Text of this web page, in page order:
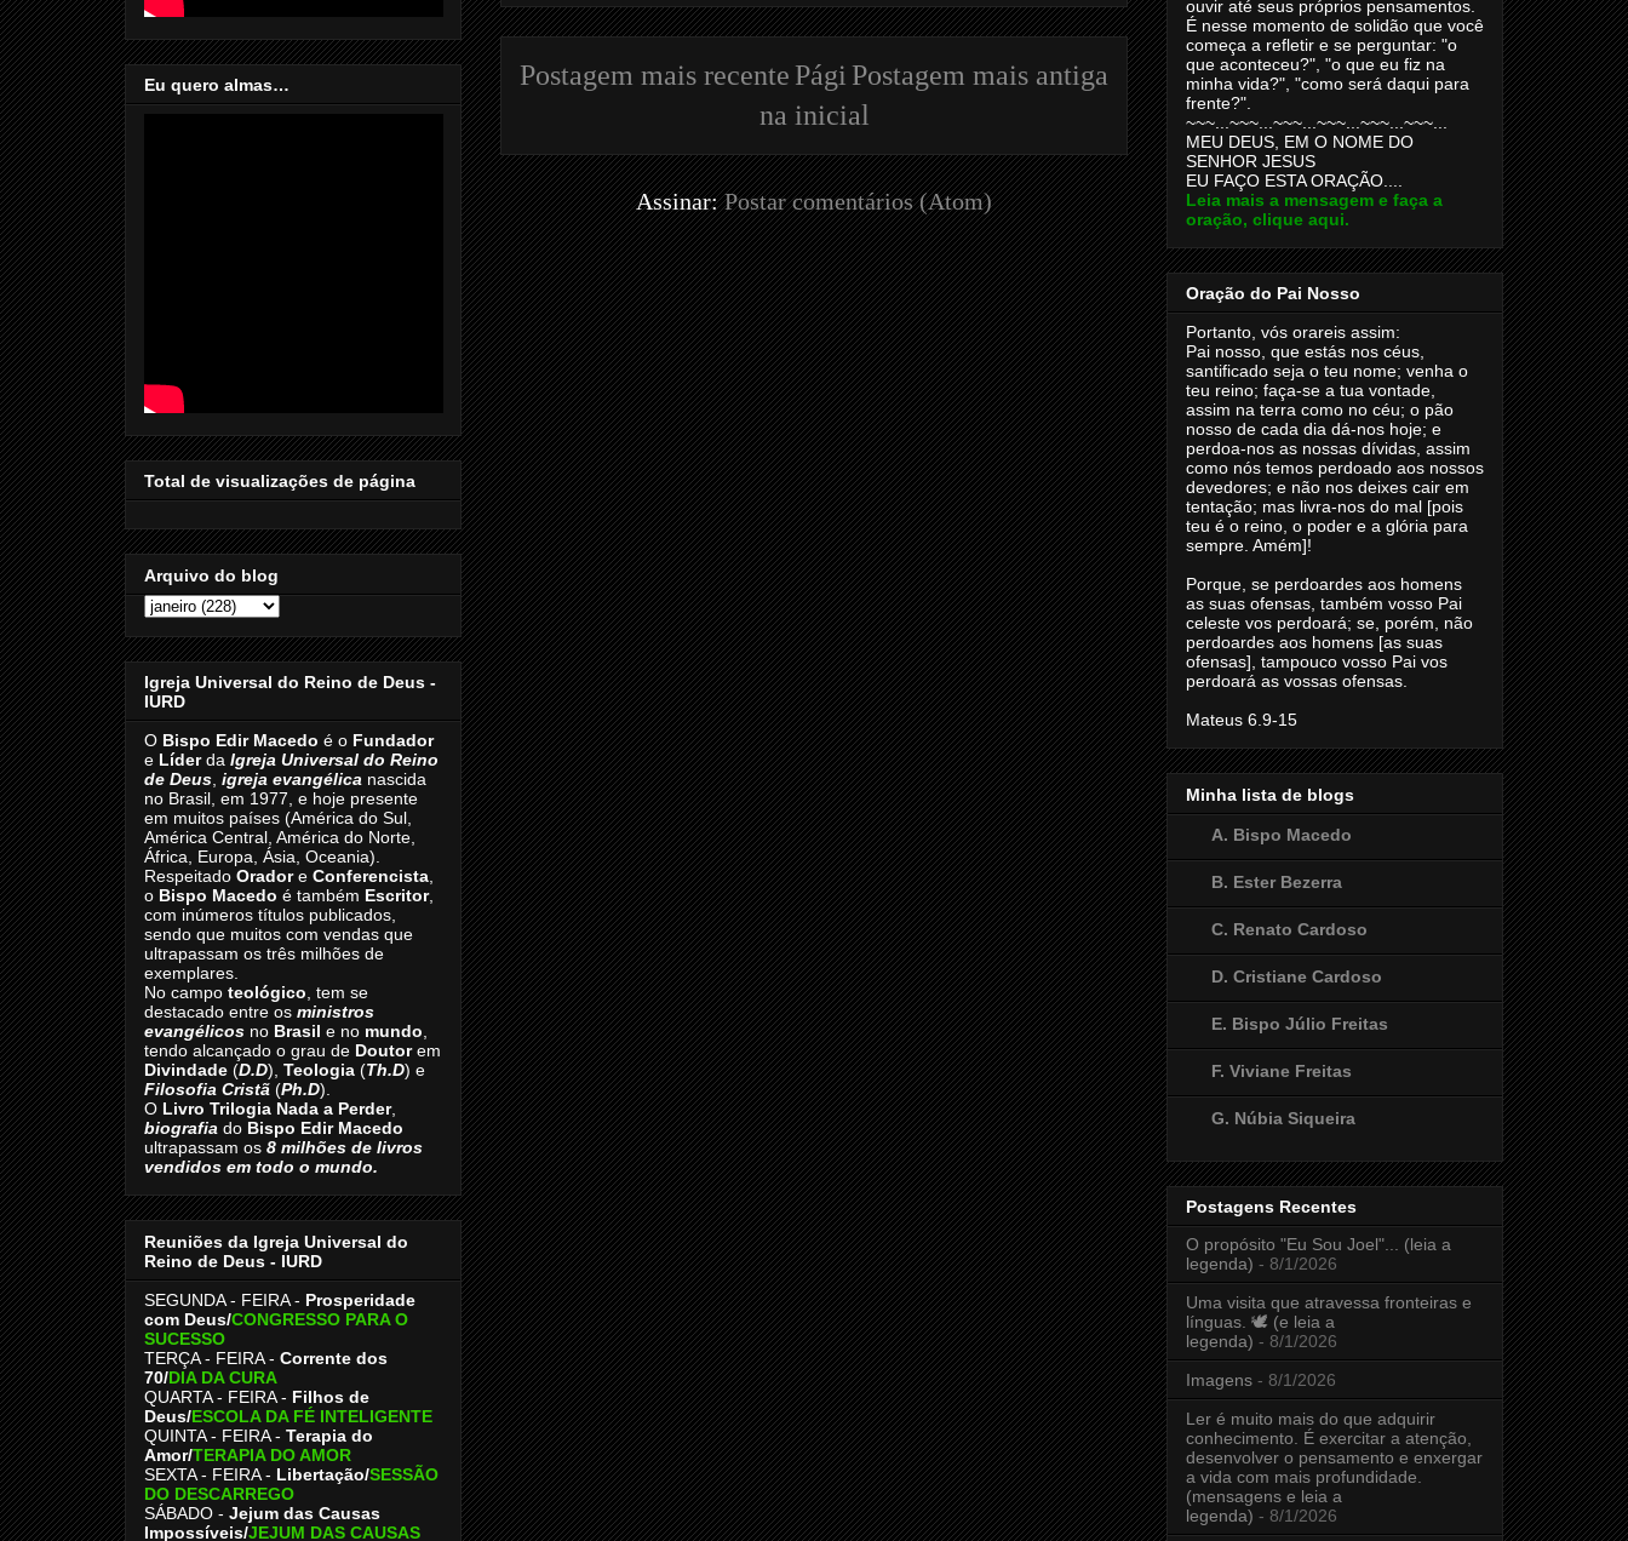
Postagem mais recente Postagem mais antiga
Pági
na inicial
Assinar:Postar comentários (Atom)
Eu quero almas…
Total de visualizações de página
Arquivo do blog
Igreja Universal do Reino de Deus -
IURD
O Bispo Edir Macedo é o Fundador
e Líderda Igreja Universal do Reino
de Deus, igreja evangélica nascida
no Brasil, em 1977, e hoje presente
em muitos países (América do Sul,
América Central, América do Norte,
África, Europa, Ásia, Oceania).
Respeitado Oradore Conferencista,
o Bispo Macedo é também Escritor,
com inúmeros títulos publicados,
sendo que muitos com vendas que
ultrapassam os três milhões de
exemplares.
No campo teológico, tem se
destacado entre os ministros
evangélicos no Brasil e no mundo,
tendo alcançado o grau de Doutorem
Divindade (D.D), Teologia (Th.D) e
Filosofia Cristã (Ph.D).
O Livro Trilogia Nada a Perder,
biografia do Bispo Edir Macedo
ultrapassam os 8 milhões de livros
vendidos em todo o mundo.
Reuniões da Igreja Universal do
Reino de Deus - IURD
SEGUNDA - FEIRA - Prosperidade
com Deus/CONGRESSO PARA O
SUCESSO
TERÇA - FEIRA - Corrente dos
70/DIA DA CURA
QUARTA - FEIRA - Filhos de
Deus/ESCOLA DA FÉ INTELIGENTE
QUINTA - FEIRA - Terapia do
Amor/TERAPIA DO AMOR
SEXTA - FEIRA - Libertação/SESSÃO
DO DESCARREGO
SÁBADO - Jejum das Causas
Impossíveis/JEJUM DAS CAUSAS
ouvir até seus próprios pensamentos.
É nesse momento de solidão que você
começa a refletir e se perguntar: "o
que aconteceu?", "o que eu fiz na
minha vida?", "como será daqui para
frente?".
~~~...~~~...~~~...~~~...~~~...~~~...
MEU DEUS, EM O NOME DO
SENHOR JESUS
EU FAÇO ESTA ORAÇÃO....
Leia mais a mensagem e faça a
oração, clique aqui.
Oração do Pai Nosso
Portanto, vós orareis assim:
Pai nosso, que estás nos céus,
santificado seja o teu nome; venha o
teu reino; faça-se a tua vontade,
assim na terra como no céu; o pão
nosso de cada dia dá-nos hoje; e
perdoa-nos as nossas dívidas, assim
como nós temos perdoado aos nossos
devedores; e não nos deixes cair em
tentação; mas livra-nos do mal [pois
teu é o reino, o poder e a glória para
sempre. Amém]!
Porque, se perdoardes aos homens
as suas ofensas, também vosso Pai
celeste vos perdoará; se, porém, não
perdoardes aos homens [as suas
ofensas], tampouco vosso Pai vos
perdoará as vossas ofensas.
Mateus 6.9-15
Minha lista de blogs
A. Bispo Macedo
B. Ester Bezerra
C. Renato Cardoso
D. Cristiane Cardoso
E. Bispo Júlio Freitas
F. Viviane Freitas
G. Núbia Siqueira
Postagens Recentes
O propósito "Eu Sou Joel"... (leia a
legenda) - 8/1/2026
Uma visita que atravessa fronteiras e
línguas. 🕊️ (e leia a
legenda) - 8/1/2026
Imagens - 8/1/2026
Ler é muito mais do que adquirir
conhecimento. É exercitar a atenção,
desenvolver o pensamento e enxergar
a vida com mais profundidade.
(mensagens e leia a
legenda) - 8/1/2026